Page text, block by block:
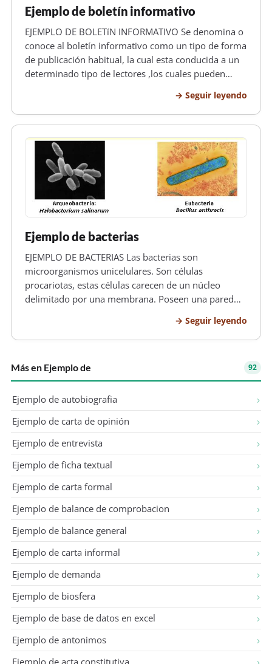
Ejemplo de boletín informativo
EJEMPLO DE BOLETíN INFORMATIVO Se denomina o
conoce al boletín informativo como un tipo de forma
de publicación habitual, la cual esta conducida a un
determinado tipo de lectores ,los cuales pueden
una empresa , empleados del gobierno, alumnos del
colegio etc. La di…
Seguir leyendo
Ejemplo de bacterias
EJEMPLO DE BACTERIAS Las bacterias son
microorganismos unicelulares. Son células
procariotas, estas células carecen de un núcleo
delimitado por una membrana. Poseen una pared
mesosomas y en su interior se encuentra el
citoplasma donde están los ribosomas y una
Seguir leyendo
Más en Ejemplo de 92
Ejemplo de autobiografia
Ejemplo de carta de opinión
Ejemplo de entrevista
Ejemplo de ficha textual
Ejemplo de carta formal
Ejemplo de balance de comprobacion
Ejemplo de balance general
Ejemplo de carta informal
Ejemplo de demanda
Ejemplo de biosfera
Ejemplo de base de datos en excel
Ejemplo de antonimos